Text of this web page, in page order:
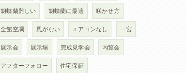
胡蝶蘭難しい 胡蝶蘭に最適 咲かせ方
全館空調 風がない エアコンなし 一宮
展示会 展示場 完成見学会 内覧会
アフターフォロー 住宅保証